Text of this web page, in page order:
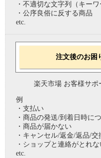
・不適切な文字列（キーワ
・公序良俗に反する商品
etc.
注文後のお困
楽天市場 お客様サポ
例
・支払い
・商品の発送/到着日時に
・商品が届かない
・キャンセル/返金/返品/交
・ショップと連絡がとれな
etc.